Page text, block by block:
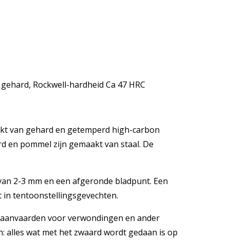
Rockwell-hardheid Ca 47 HRC
van gehard en getemperd high-carbon
en pommel zijn gemaakt van staal. De
2-3 mm en een afgeronde bladpunt. Een
in tentoonstellingsgevechten.
voor verwondingen en ander
wat met het zwaard wordt gedaan is op